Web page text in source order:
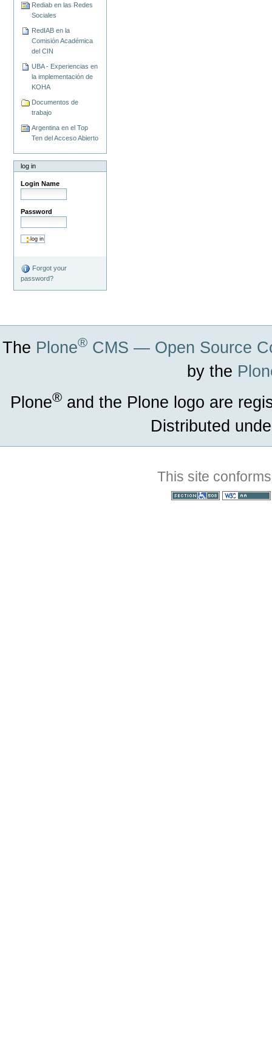
Rediab en las Redes
Sociales
RedIAB en la
Comisión Académica
del CIN
UBA - Experiencias en
la implementación de
KOHA
Documentos de
trabajo
Argentina en el Top
Ten del Acceso Abierto
log in
Login Name
Password
Forgot your
password?
The Plone® CMS — Open Source
by the
Plone® and the Plone logo are
Distributed
This site